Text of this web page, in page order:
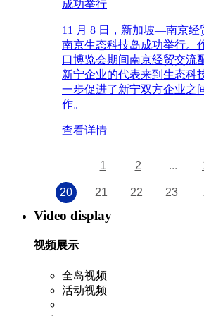
成功举行
11 月 8 日，新加坡—南京经
南京生态科技岛成功举行。
口博览会期间南京经贸交流
新宁企业的代表来到生态科
一步促进了新宁双方企业之
作。
查看详情
1 2 ...
20 21 22 23
Video display
视频展示
全岛视频
活动视频